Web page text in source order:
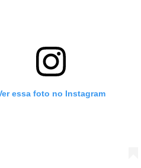
essa foto no Instagram